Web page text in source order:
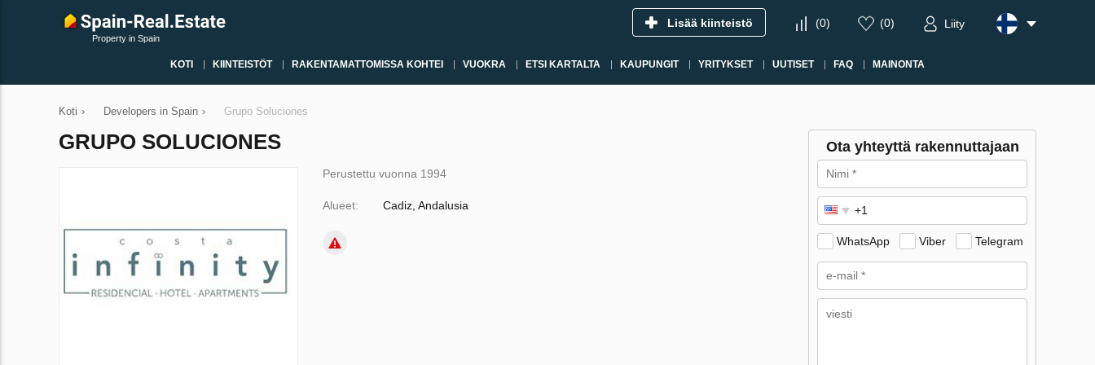
Property in Spain
Lisää kiinteistö (0) (0) Liity
KOTI KIINTEISTÖT RAKENTAMATTOMISSA KOHTEI VUOKRA ETSI KARTALTA KAUPUNGIT YRITYKSET UUTISET FAQ MAINONTA
Koti › Developers in Spain › Grupo Soluciones
GRUPO SOLUCIONES
Perustettu vuonna 1994
Alueet: Cadiz, Andalusia
Ota yhteyttä rakennuttajaan
WhatsApp Viber Telegram